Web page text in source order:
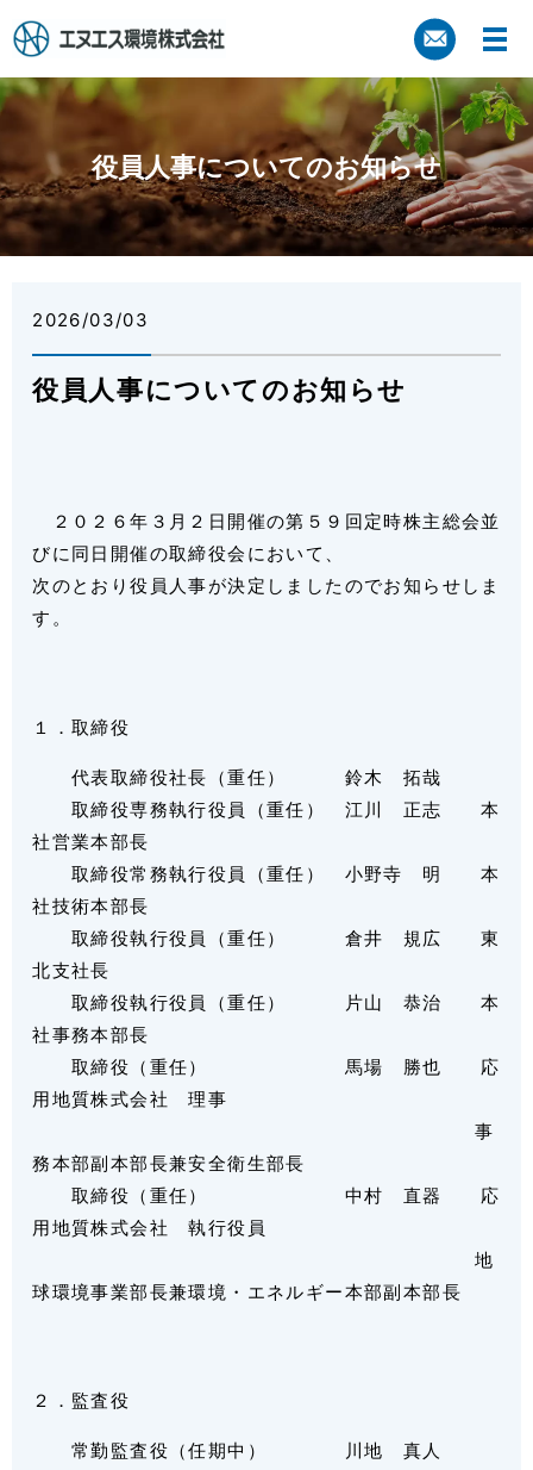
役員人事についてのお知らせ
2026/03/03
役員人事についてのお知らせ
２０２６年３月２日開催の第５９回定時株主総会並
びに同日開催の取締役会において、
次のとおり役員人事が決定しましたのでお知らせしま
す。
１．取締役
代表取締役社長（重任） 鈴木 拓哉
取締役専務執行役員（重任） 江川 正志 本
社営業本部長
取締役常務執行役員（重任） 小野寺 明 本
社技術本部長
取締役執行役員（重任） 倉井 規広 東
北支社長
取締役執行役員（重任） 片山 恭治 本
社事務本部長
取締役（重任） 馬場 勝也 応
用地質株式会社 理事
事
務本部副本部長兼安全衛生部長
取締役（重任） 中村 直器 応
用地質株式会社 執行役員
地
球環境事業部長兼環境・エネルギー本部副本部長
２．監査役
常勤監査役（任期中） 川地 真人